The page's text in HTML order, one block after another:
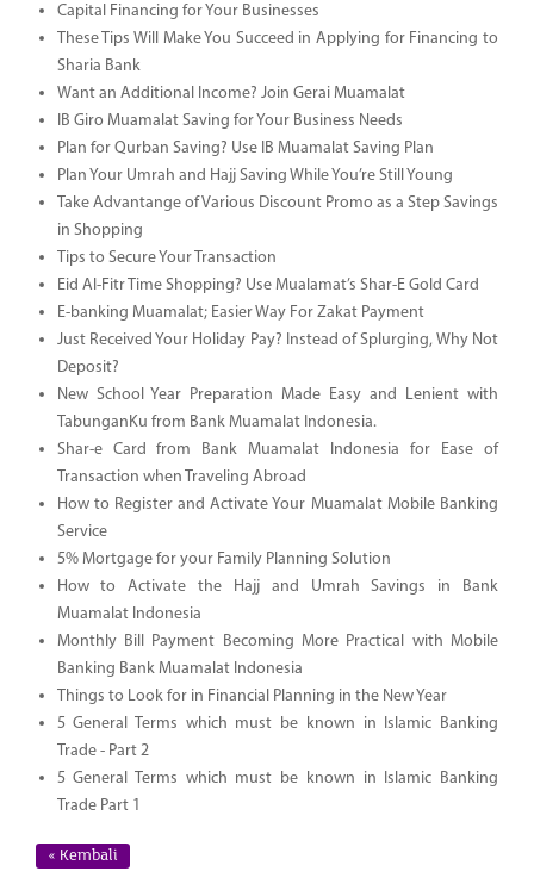
Capital Financing for Your Businesses
These Tips Will Make You Succeed in Applying for Financing to
Sharia Bank
Want an Additional Income? Join Gerai Muamalat
IB Giro Muamalat Saving for Your Business Needs
Plan for Qurban Saving? Use IB Muamalat Saving Plan
Plan Your Umrah and Hajj Saving While You’re Still Young
Take Advantange of Various Discount Promo as a Step Savings
in Shopping
Tips to Secure Your Transaction
Eid Al-Fitr Time Shopping? Use Mualamat’s Shar-E Gold Card
E-banking Muamalat; Easier Way For Zakat Payment
Just Received Your Holiday Pay? Instead of Splurging, Why Not
Deposit?
New School Year Preparation Made Easy and Lenient with
TabunganKu from Bank Muamalat Indonesia.
Shar-e Card from Bank Muamalat Indonesia for Ease of
Transaction when Traveling Abroad
How to Register and Activate Your Muamalat Mobile Banking
Service
5% Mortgage for your Family Planning Solution
How to Activate the Hajj and Umrah Savings in Bank
Muamalat Indonesia
Monthly Bill Payment Becoming More Practical with Mobile
Banking Bank Muamalat Indonesia
Things to Look for in Financial Planning in the New Year
5 General Terms which must be known in Islamic Banking
Trade - Part 2
5 General Terms which must be known in Islamic Banking
Trade Part 1
« Kembali